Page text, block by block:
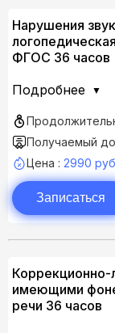
Нарушения
ФГОС 36 часов
Подробнее
Получаемый
Цена : 2990
Записаться
Коррекционно-
имеющими
речи 36 часов